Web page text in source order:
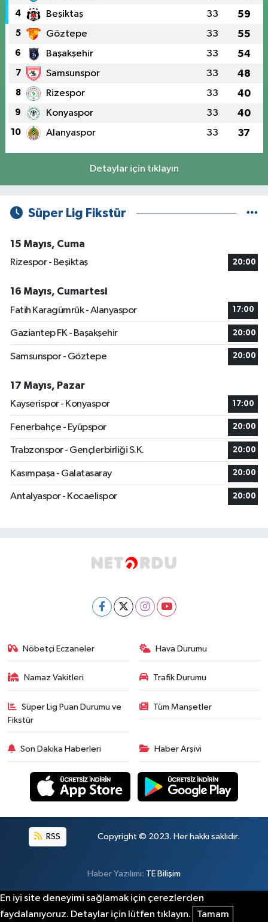
4 Beşiktaş 33 59
5 Göztepe 33 55
6 Başakşehir 33 54
7 Samsunspor 33 48
8 Rizespor 33 40
9 Konyaspor 33 40
10 Alanyaspor 33 37
Detaylar için tıklayın
Süper Lig Fikstür
15 Mayıs, Cuma
Rizespor - Beşiktaş
20:00
16 Mayıs, Cumartesi
Fatih Karagümrük - Alanyaspor
17:00
Gaziantep FK - Başakşehir 20:00
Samsunspor - Göztepe 20:00
17 Mayıs, Pazar
Kayserispor - Konyaspor
17:00
Fenerbahçe - Eyüpspor 20:00
Trabzonspor - Gençlerbirliği S.K. 20:00
Kasımpaşa - Galatasaray 20:00
Antalyaspor - Kocaelispor 20:00
Nöbetçi Eczaneler Hava Durumu
Namaz Vakitleri Trafik Durumu
Süper Lig Puan Durumu ve
Fikstür
Tüm Manşetler
Son Dakika Haberleri Haber Arşivi
RSS Copyright © 2023. Her hakkı saklıdır.
Haber Yazılımı: TE Bilişim
En iyi site deneyimi sağlamak için çerezlerden
faydalanıyoruz. Detaylar için lütfen tıklayın.
Tamam